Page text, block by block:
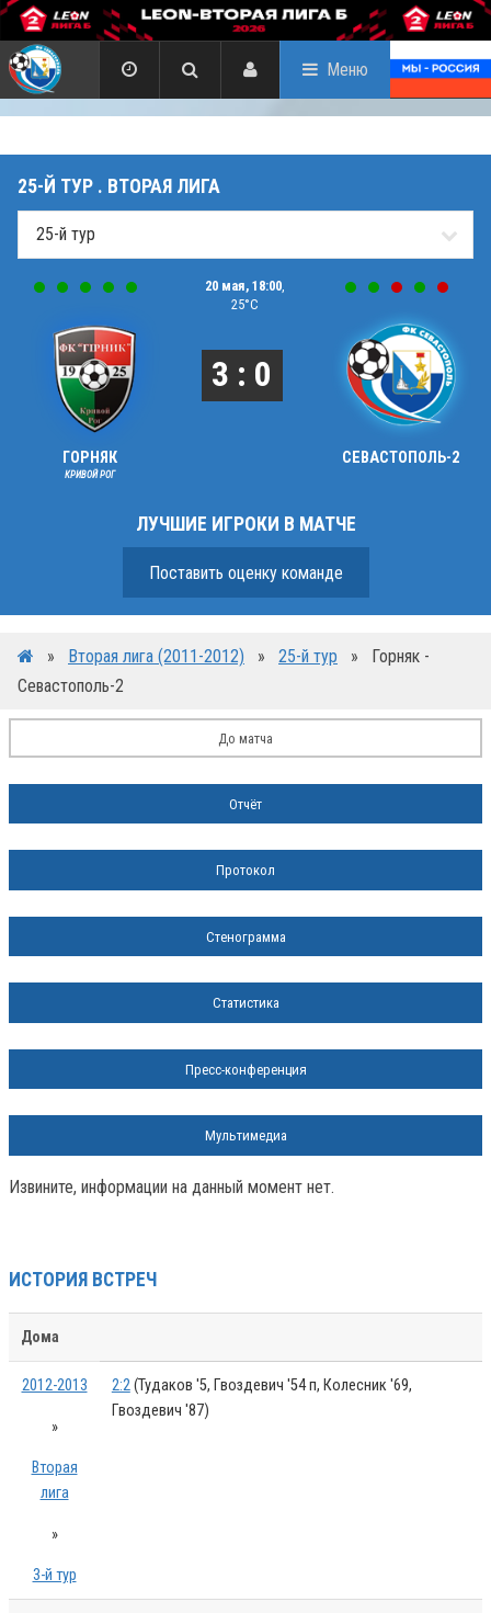
Меню
25-Й ТУР . ВТОРАЯ ЛИГА
ГОРНЯК
КРИВОЙ РОГ
20 мая, 18:00
25°C
3 : 0
СЕВАСТОПОЛЬ-2
ЛУЧШИЕ ИГРОКИ В МАТЧЕ
Поставить оценку команде
» Вторая лига (2011-2012) » 25-й тур »
Горняк -
Севастополь-2
До матча
Отчёт
Протокол
Стенограмма
Статистика
Пресс-конференция
Мультимедиа
Извините, информации на данный момент нет.
ИСТОРИЯ ВСТРЕЧ
Дома
2012-2013
»
Вторая
лига
»
3-й тур
2:2(Тудаков '5, Гвоздевич '54 п, Колесник '69,
Гвоздевич '87)